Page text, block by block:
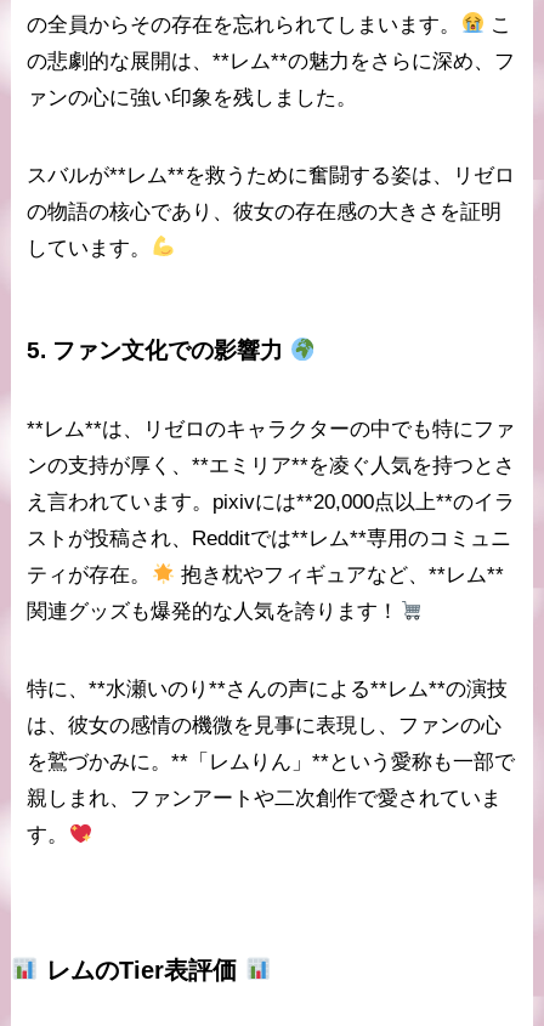
の全員からその存在を忘れられてしまいます。
こ
の悲劇的な展開は、**レム**の魅力をさらに深め、フ
ァンの心に強い印象を残しました。
スバルが**レム**を救うために奮闘する姿は、リゼロ
の物語の核心であり、彼女の存在感の大きさを証明
しています。
5. ファン文化での影響力
**レム**は、リゼロのキャラクターの中でも特にファ
ンの支持が厚く、**エミリア**を凌ぐ人気を持つとさ
え言われています。pixivには**20,000点以上**のイラ
ストが投稿され、Redditでは**レム**専用のコミュニ
ティが存在。
抱き枕やフィギュアなど、**レム**
関連グッズも爆発的な人気を誇ります！
特に、**水瀬いのり**さんの声による**レム**の演技
は、彼女の感情の機微を見事に表現し、ファンの心
を鷲づかみに。**「レムりん」**という愛称も一部で
親しまれ、ファンアートや二次創作で愛されていま
す。
レムのTier表評価